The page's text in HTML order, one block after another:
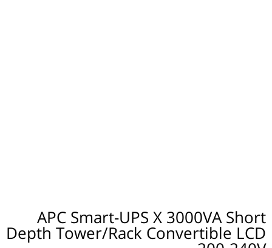
APC Smart-UPS X 3000VA Short
Depth Tower/Rack Convertible LCD